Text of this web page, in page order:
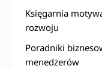
Księgarnia
rozwoju
Poradniki
menedżerów